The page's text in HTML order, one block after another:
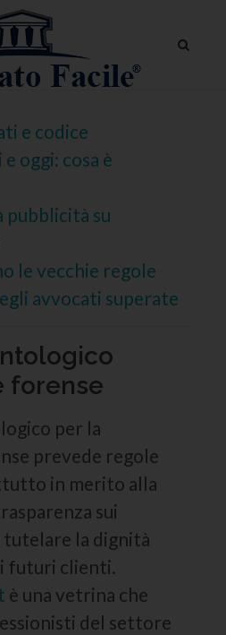
e codice
oggi: cosa è
pubblicità su
le vecchie regole
avvocati superate
forense
per la
prevede regole
in merito alla
sui
tutelare la dignità
futuri clienti.
è una vetrina che
del settore